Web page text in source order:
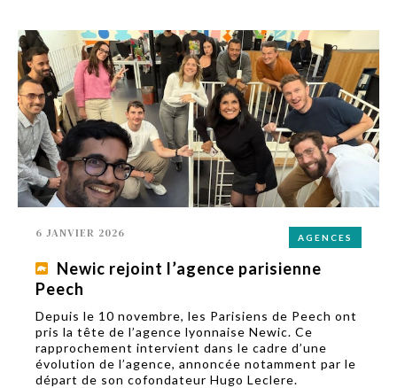
AGENCES
6 JANVIER 2026
Newic rejoint l’agence parisienne
Peech
Depuis le 10 novembre, les Parisiens de Peech ont
pris la tête de l’agence lyonnaise Newic. Ce
rapprochement intervient dans le cadre d’une
évolution de l’agence, annoncée notamment par le
départ de son cofondateur Hugo Leclere.